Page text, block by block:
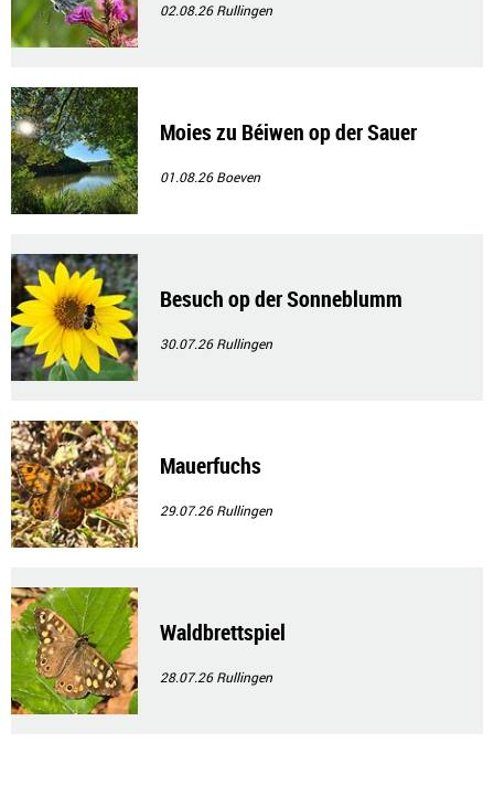
02.08.26Rullingen
Moies zu Béiwen op der Sauer
01.08.26Boeven
Besuch op der Sonneblumm
30.07.26Rullingen
Mauerfuchs
29.07.26Rullingen
Waldbrettspiel
28.07.26Rullingen